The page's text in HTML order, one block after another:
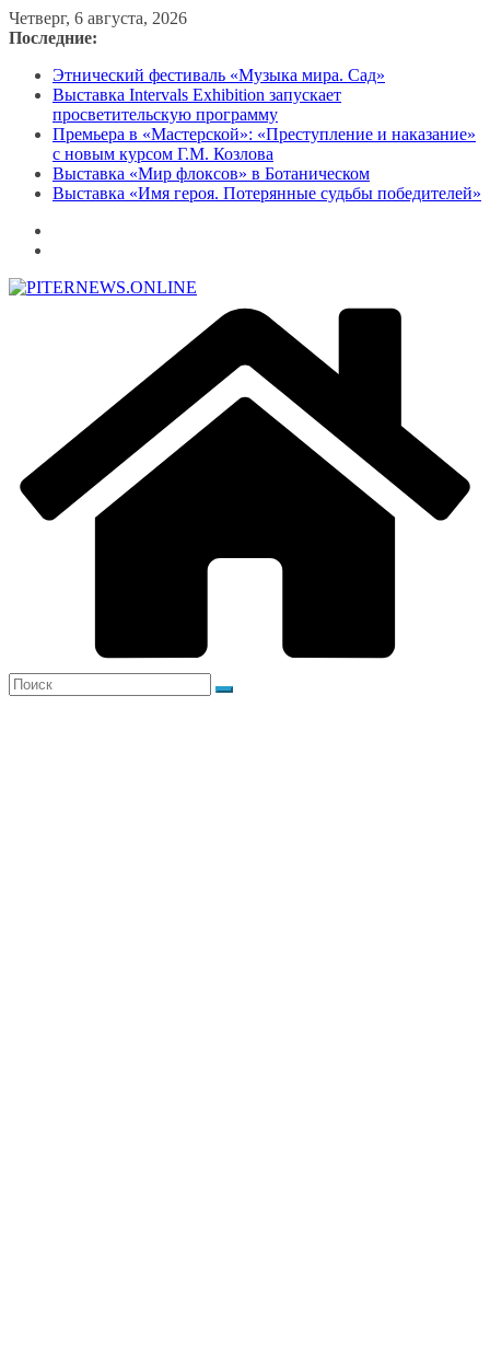
Перейти
к
Четверг, 6 августа, 2026
Последние:
Этнический фестиваль «Музыка мира. Сад»
Выставка Intervals Exhibition запускает
просветительскую программу
Премьера в «Мастерской»: «Преступление и наказание»
с новым курсом Г.М. Козлова
Выставка «Мир флоксов» в Ботаническом
Выставка «Имя героя. Потерянные судьбы победителей»